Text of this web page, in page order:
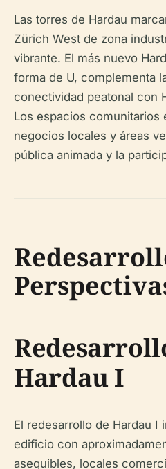
Las torres de Hardau
Zürich West de zona
vibrante. El más nuevo
forma de U, complementa
conectividad peatonal con
Los espacios comunitarios
negocios locales y áreas
pública animada y la
Hardau I
El redesarrollo de Hardau I
edificio con
asequibles, locales